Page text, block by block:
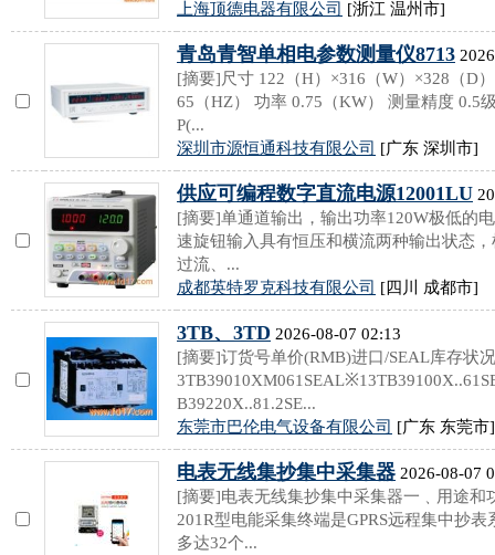
上海顶德电器有限公司 [浙江 温州市]
青岛青智单相电参数测量仪8713
[摘要]尺寸 122（H）×316（W）×328（D
65（HZ） 功率 0.75（KW） 测量精度 0.5
P(...
深圳市源恒通科技有限公司 [广东 深圳市]
供应可编程数字直流电源12001LU
[摘要]单通道输出，输出功率120W极低的
速旋钮输入具有恒压和横流两种输出状态
过流、...
成都英特罗克科技有限公司 [四川 成都市]
3TB、3TD 2026-08-07 02:13
[摘要]订货号单价(RMB)进口/SEAL库存状
B39220X..81.2SE...
东莞市巴伦电气设备有限公司 [广东 东莞市]
电表无线集抄集中采集器 2026-08-07
[摘要]电表无线集抄集中采集器一﹑用途和
201R型电能采集终端是GPRS远程集中抄
多达32个...